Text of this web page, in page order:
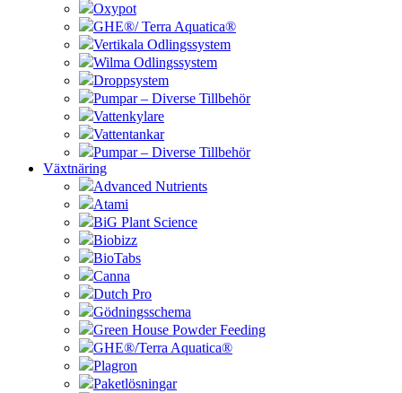
Oxypot
GHE®/ Terra Aquatica®
Vertikala Odlingssystem
Wilma Odlingssystem
Droppsystem
Pumpar – Diverse Tillbehör
Vattenkylare
Vattentankar
Pumpar – Diverse Tillbehör
Växtnäring
Advanced Nutrients
Atami
BiG Plant Science
Biobizz
BioTabs
Canna
Dutch Pro
Gödningsschema
Green House Powder Feeding
GHE®/Terra Aquatica®
Plagron
Paketlösningar